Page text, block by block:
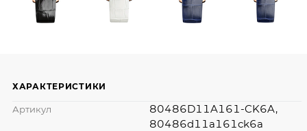
ХАРАКТЕРИСТИКИ
Артикул
80486D11A161-CK6A,
80486d11a161ck6a